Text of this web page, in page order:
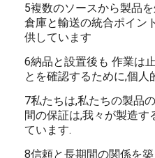
5複数のソースから製品
倉庫と輸送の統合ポイン
供しています
6納品と設置後も 作業は
とを確認するために,個人
7私たちは,私たちの製品
間の保証は,我々が製造
ています.
8信頼と長期間の関係を